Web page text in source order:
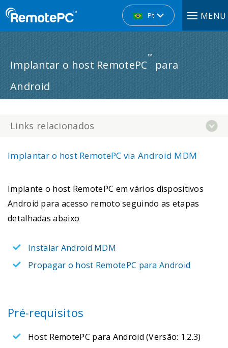
Pt MENU
Implantar o host RemotePC
™
para
Android
Links relacionados
Implantar o host RemotePC via Android MDM
Implante o host RemotePC em vários dispositivos
Android para acesso remoto seguindo as etapas
detalhadas abaixo
Instalar Android MDM
Propagar o host RemotePC para Android
Pré-requisitos
Host RemotePC para Android (Versão: 1.2.3)